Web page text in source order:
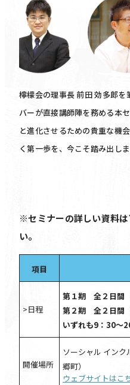
檸檬会の理事長 前田 効多郎
バーが直接講師陣を務める本
と進化させるための貴重な機
く第一歩を、今こそ踏み出しま
※セミナーの詳しい資料
い。
項目
>日程
第１期 全２日間
第２期 全２日間
いずれも9：30〜
開催場所
ソーシャル イン
郷町）
ウェブサイトはこ